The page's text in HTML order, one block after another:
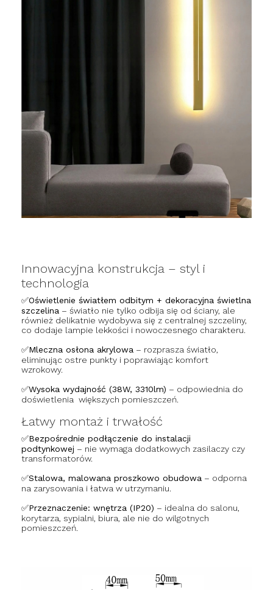
Innowacyjna konstrukcja – styl i
technologia
✅Oświetlenie światłem odbitym + dekoracyjna świetlna
szczelina – światło nie tylko odbija się od ściany, ale
również delikatnie wydobywa się z centralnej szczeliny,
co dodaje lampie lekkości i nowoczesnego charakteru.
✅Mleczna osłona akrylowa – rozprasza światło,
eliminując ostre punkty i poprawiając komfort
wzrokowy.
✅Wysoka wydajność (38W, 3310lm) – odpowiednia do
doświetlenia większych pomieszczeń.
Łatwy montaż i trwałość
✅Bezpośrednie podłączenie do instalacji
podtynkowej – nie wymaga dodatkowych zasilaczy czy
transformatorów.
✅Stalowa, malowana proszkowo obudowa – odporna
na zarysowania i łatwa w utrzymaniu.
✅Przeznaczenie: wnętrza (IP20) – idealna do salonu,
korytarza, sypialni, biura, ale nie do wilgotnych
pomieszczeń.